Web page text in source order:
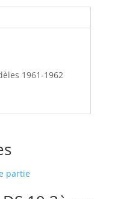
1961-1962